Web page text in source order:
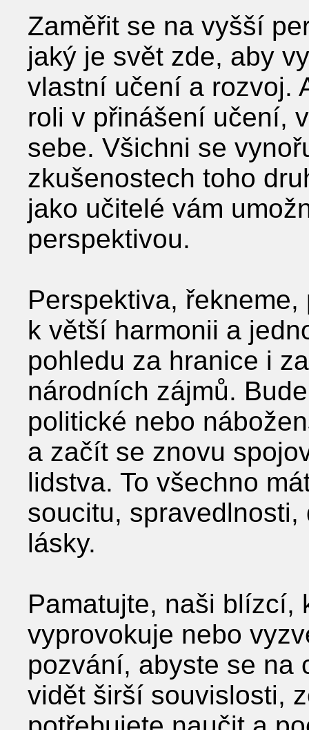
Zaměřit se na vyšší
jaký je svět zde, aby
vlastní učení a rozvoj.
roli v přinášení učení,
sebe. Všichni se
zkušenostech toho
jako učitelé vám
perspektivou.
Perspektiva,
k větší harmonii a
pohledu za hranice i
národních zájmů.
politické nebo
a začít se znovu
lidstva. To všechno
soucitu,
lásky.
Pamatujte, naši blízcí,
vyprovokuje nebo
pozvání, abyste se na
vidět širší souvislosti,